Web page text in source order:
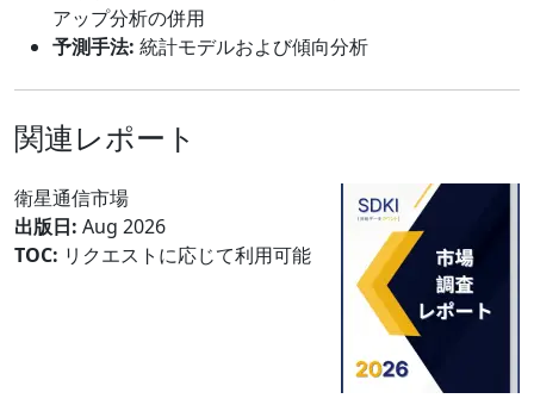
アップ分析の併用
予測手法: 統計モデルおよび傾向分析
関連レポート
衛星通信市場
出版日: Aug 2026
TOC: リクエストに応じて利用可能